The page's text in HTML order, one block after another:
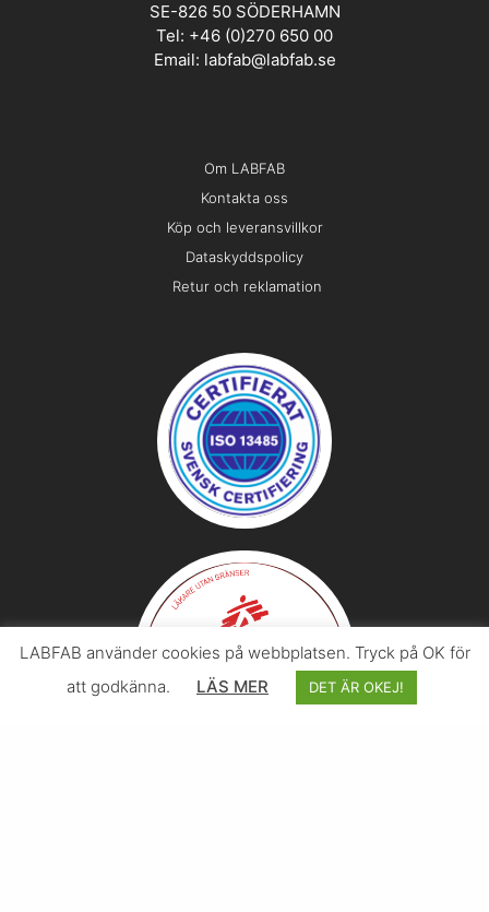
SE-826 50 SÖDERHAMN
Tel: +46 (0)270 650 00
Email: labfab@labfab.se
Om LABFAB
Kontakta oss
Köp och leveransvillkor
Dataskyddspolicy
Retur och reklamation
LABFAB använder cookies på webbplatsen. Tryck på OK för
att godkänna.
LÄS MER DET ÄR OKEJ!